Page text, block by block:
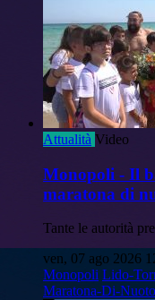
Attualità Video
Monopoli - Il
maratona di
Tante le autorità
ven, 07 ago 2026
Monopoli Lido-
Maratona-Di-Nuoto